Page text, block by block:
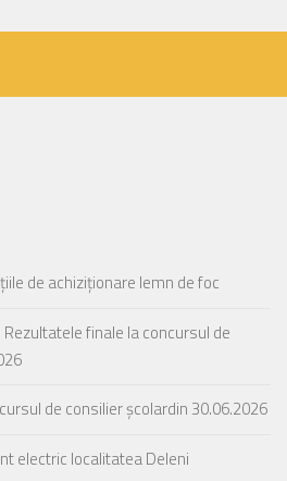
de achiziționare lemn de foc
Rezultatele finale la concursul de
de consilier școlardin 30.06.2026
electric localitatea Deleni